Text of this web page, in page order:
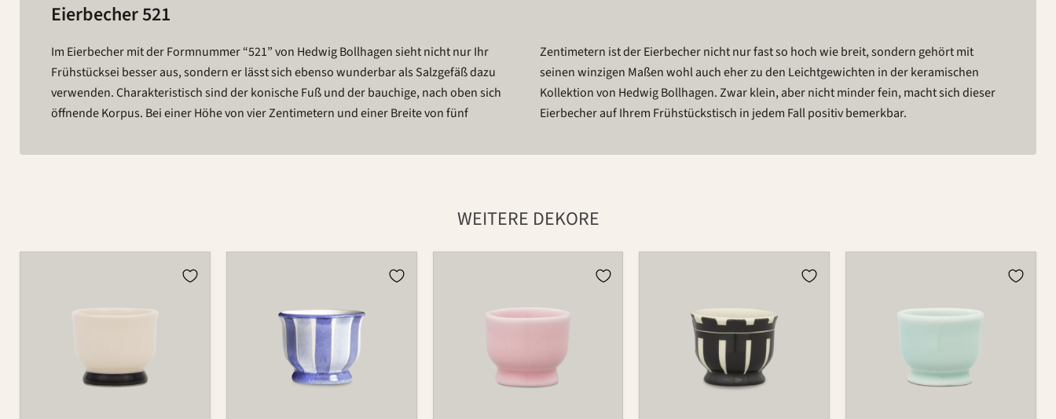
Eierbecher 521
Im Eierbecher mit der Formnummer “521” von Hedwig Bollhagen sieht nicht nur Ihr
Frühstücksei besser aus, sondern er lässt sich ebenso wunderbar als Salzgefäß dazu
verwenden. Charakteristisch sind der konische Fuß und der bauchige, nach oben sich
öffnende Korpus. Bei einer Höhe von vier Zentimetern und einer Breite von fünf
Zentimetern ist der Eierbecher nicht nur fast so hoch wie breit, sondern gehört mit
seinen winzigen Maßen wohl auch eher zu den Leichtgewichten in der keramischen
Kollektion von Hedwig Bollhagen. Zwar klein, aber nicht minder fein, macht sich dieser
Eierbecher auf Ihrem Frühstückstisch in jedem Fall positiv bemerkbar.
WEITERE DEKORE